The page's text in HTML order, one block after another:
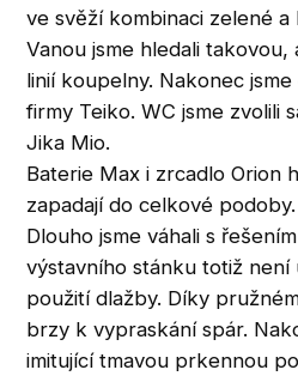
ve svěží kombinaci zelené a
Vanou jsme hledali
linií koupelny. Nakonec
firmy Teiko. WC jsme zvolili
Jika Mio.
Baterie Max i zrcadlo Orion
zapadají do celkové podoby.
Dlouho jsme váhali s
výstavního stánku totiž
použití dlažby. Díky
brzy k vypraskání spár.
imitující tmavou prkennou